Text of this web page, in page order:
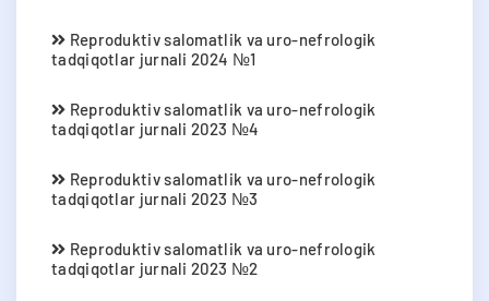
Reproduktiv salomatlik va uro-nefrologik
tadqiqotlar jurnali 2024 №1
Reproduktiv salomatlik va uro-nefrologik
tadqiqotlar jurnali 2023 №4
Reproduktiv salomatlik va uro-nefrologik
tadqiqotlar jurnali 2023 №3
Reproduktiv salomatlik va uro-nefrologik
tadqiqotlar jurnali 2023 №2